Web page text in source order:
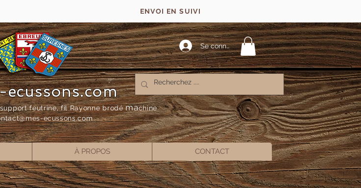
ENVOI EN SUIVI
Se connecter
ecussons.com
support feutrine, fil Rayonne brodémachine
ecussons.com
À PROPOS CONTACT